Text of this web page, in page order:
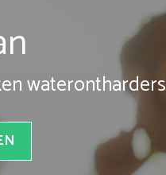
waterontharders